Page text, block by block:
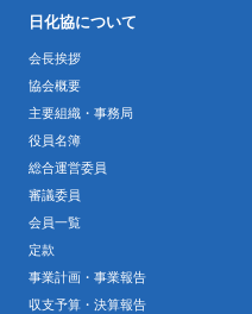
日化協について
会長挨拶
協会概要
主要組織・事務局
役員名簿
総合運営委員
審議委員
会員一覧
定款
事業計画・事業報告
収支予算・決算報告